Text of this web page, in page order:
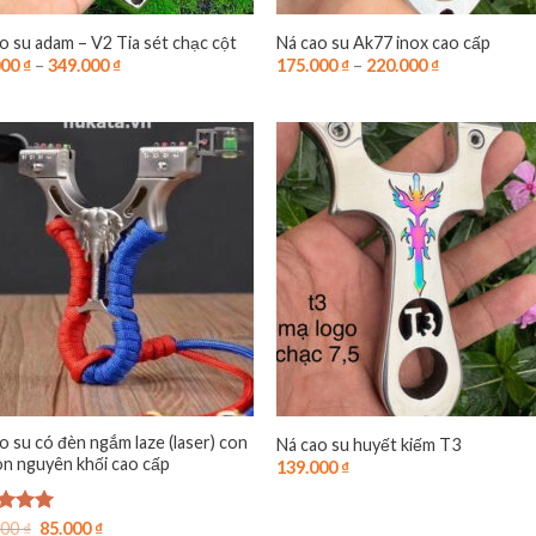
su adam – V2 Tia sét chạc cột
₫ –349.000₫
Ná cao su Ak77 inox cao cấp
175.000₫ – 220.000₫
su có đèn ngắm laze (laser) con
nguyên khối cao cấp
₫ Giá
85.000₫Giá
Ná cao su huyết kiếm T3
139.000₫